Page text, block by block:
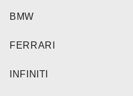
BMW
FERRARI
INFINITI